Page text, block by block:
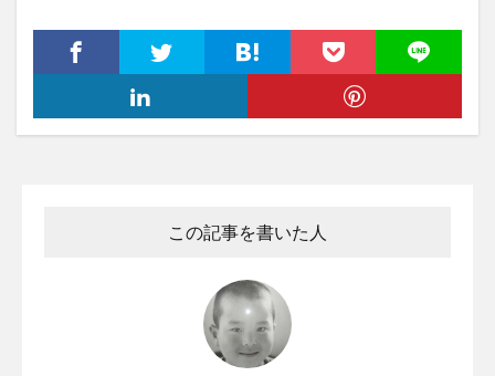
この記事を書いた人